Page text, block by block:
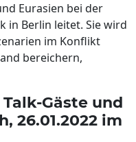
Eurasien bei der
in Berlin leitet. Sie wird
im Konflikt
bereichern,
Gäste und
26.01.2022 im